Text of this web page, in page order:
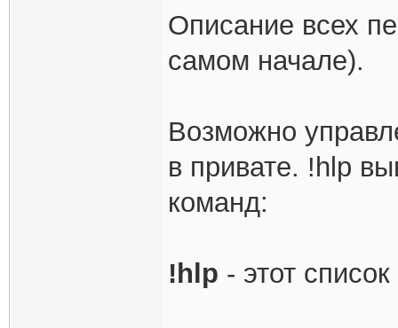
Описание всех
самом начале).
Возможно
в привате. !hlp
команд:
!hlp - этот